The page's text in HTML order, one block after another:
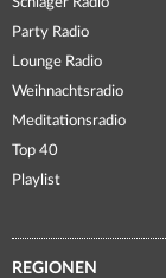
Party Radio
Lounge Radio
Weihnachtsradio
Meditationsradio
Top 40
Playlist
REGIONEN